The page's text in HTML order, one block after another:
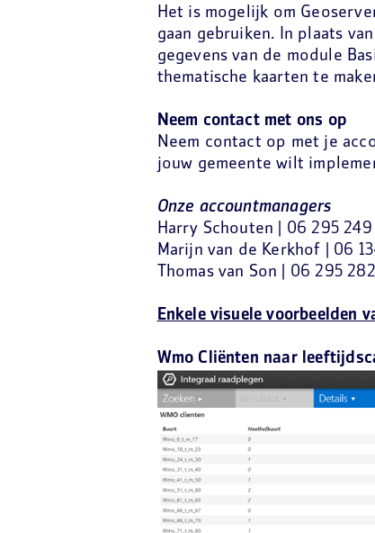
Het is mogelijk om
gaan gebruiken. In plaats
gegevens van de module
thematische kaarten te
Neem contact met ons op
Neem contact op met je
jouw gemeente wilt
Onze accountmanagers
Harry Schouten | 06 295
Marijn van de Kerkhof | 06
Thomas van Son | 06 295
Enkele visuele voorbeelden
Wmo Cliënten naar